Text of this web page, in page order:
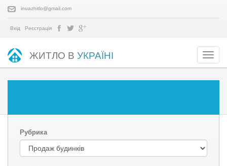
inuazhitlo@gmail.com
Вхід Реєстрація
ЖИТЛО В УКРАЇНІ
Рубрика